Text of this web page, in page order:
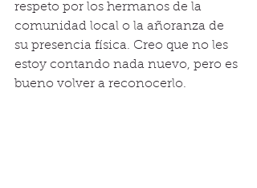
respeto por los hermanos de la
comunidad local o la añoranza de
su presencia física. Creo que no les
estoy contando nada nuevo, pero es
bueno volver a reconocerlo.